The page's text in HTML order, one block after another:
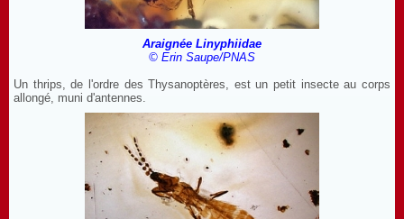
Araignée Linyphiidae
© Erin Saupe/PNAS
Un thrips, de l'ordre des Thysanoptères, est un petit insecte au corps
allongé, muni d'antennes.